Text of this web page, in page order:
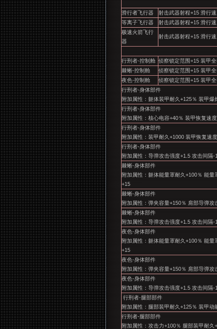
滑行者飞行器
射击武器射程+15 滑行
等离子飞行器
射击武器射程+15 滑行
极速火箭飞行
器
射击武器射程+15 滑行
行刑者-控制舱 侦察锁定范围+15 装甲
棘蜥-控制舱
侦察锁定范围+15 装甲
夜色-控制舱
侦察锁定范围+15 装甲
行刑者-身体部件
附加属性：躯体装甲耐久+125％ 装甲爆
行刑者-身体部件
附加属性：核心电容+40％ 装甲恢复速
行刑者-身体部件
附加属性：装甲耐久+1000 装甲恢复速
行刑者-身体部件
附加属性：导弹攻击强度+1.5 攻击间隔-
棘蜥-身体部件
附加属性：躯体能量罩耐久+100％ 能量
+15
棘蜥-身体部件
附加属性：弹夹容量+150％ 肩部导弹攻
棘蜥-身体部件
附加属性：导弹攻击强度+1.5 攻击间隔-
夜色-身体部件
附加属性：躯体能量罩耐久+100％ 能量
+15
夜色-身体部件
附加属性：弹夹容量+150％ 肩部导弹攻
夜色-身体部件
附加属性：导弹攻击强度+1.5 攻击间隔-
行刑者-腿部部件
附加属性：腿部装甲耐久+125％ 装甲动
行刑者-腿部部件
附加属性：攻击力+100％ 腿部装甲耐久